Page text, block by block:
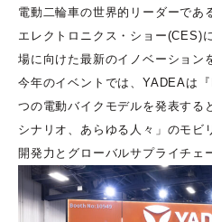
電動二輪車の世界的リーダーであ
エレクトロニクス・ショー(CES)
場に向けた最新のイノベーション
今年のイベントでは、YADEAは
つの電動バイクモデルを発表する
シナリオ、あらゆる人々」のモビ
開発力とグローバルサプライチェ